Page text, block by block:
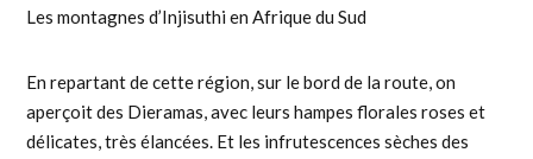
Les montagnes d’Injisuthi en Afrique du Sud
En repartant de cette région, sur le bord de la route, on
aperçoit des Dieramas, avec leurs hampes florales roses et
délicates, très élancées. Et les infrutescences sèches des